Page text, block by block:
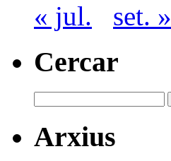
« jul. set. »
Cercar
Arxius